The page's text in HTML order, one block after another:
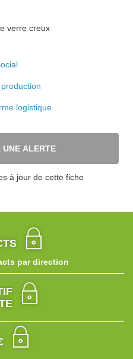
verre creux
production
logistique
UNE ALERTE
à jour de cette fiche
par direction